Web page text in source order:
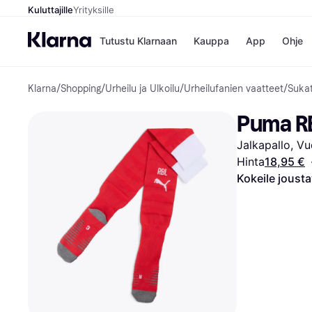
KuluttajilleYrityksille
Tutustu Klarnaan Kauppa
Kaupat
Gigantti
H&M
Peten
Wolt
App Ohje
Klarna/Shopping/Urheilu ja Ulkoilu/Urheilufanien vaatteet/
Puma
Jalkapallo,
Hinta18,95 € ·
Kokeile